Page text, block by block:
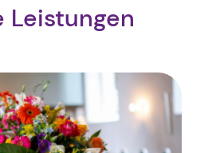
Leistungen